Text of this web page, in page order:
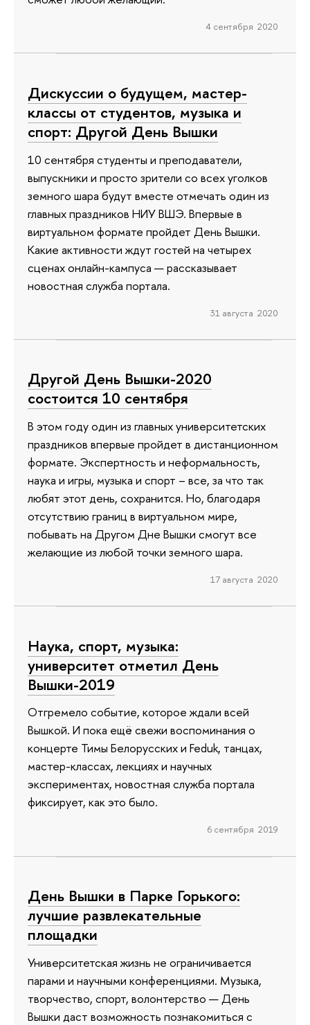
4 сентября 2020
Дискуссии о будущем, мастер-
классы от студентов, музыка и
спорт: Другой День Вышки
10 сентября студенты и преподаватели,
выпускники и просто зрители со всех уголков
земного шара будут вместе отмечать один из
главных праздников НИУ ВШЭ. Впервые в
виртуальном формате пройдет День Вышки.
Какие активности ждут гостей на четырех
сценах онлайн-кампуса — рассказывает
новостная служба портала.
31 августа 2020
Другой День Вышки-2020
состоится 10 сентября
В этом году один из главных университетских
праздников впервые пройдет в дистанционном
формате. Экспертность и неформальность,
наука и игры, музыка и спорт – все, за что так
любят этот день, сохранится. Но, благодаря
отсутствию границ в виртуальном мире,
побывать на Другом Дне Вышки смогут все
желающие из любой точки земного шара.
17 августа 2020
Наука, спорт, музыка:
университет отметил День
Вышки-2019
Отгремело событие, которое ждали всей
Вышкой. И пока ещё свежи воспоминания о
концерте Тимы Белорусских и Feduk, танцах,
мастер-классах, лекциях и научных
экспериментах, новостная служба портала
фиксирует, как это было.
6 сентября 2019
День Вышки в Парке Горького:
лучшие развлекательные
площадки
Университетская жизнь не ограничивается
парами и научными конференциями. Музыка,
творчество, спорт, волонтерство — День
Вышки даст возможность познакомиться с